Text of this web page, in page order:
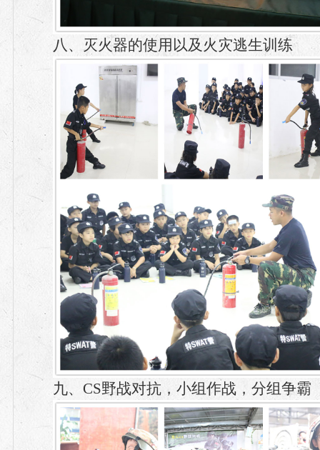
八、灭火器的使用以及火灾逃生训练
九、CS野战对抗，小组作战，分组争霸